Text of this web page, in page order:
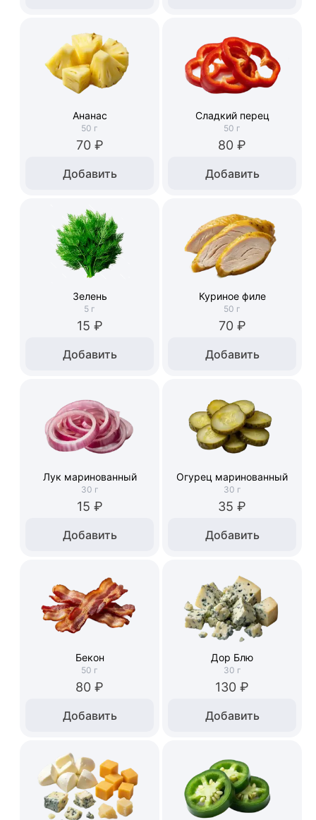
Ананас
50 г
70 ₽
Добавить
Сладкий перец
50 г
80 ₽
Добавить
Зелень
5 г
15 ₽
Добавить
Куриное филе
50 г
70 ₽
Добавить
Лук маринованный
30 г
15 ₽
Добавить
Огурец маринованный
30 г
35 ₽
Добавить
Бекон
50 г
80 ₽
Добавить
Дор Блю
30 г
130 ₽
Добавить